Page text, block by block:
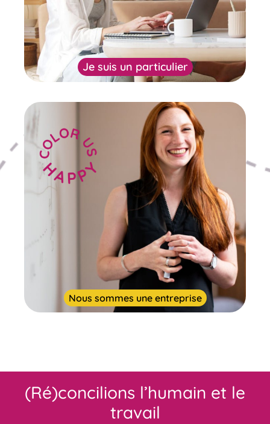
Je suis un particulier
Nous sommes une entreprise
(Ré)concilions l’humain et le
travail